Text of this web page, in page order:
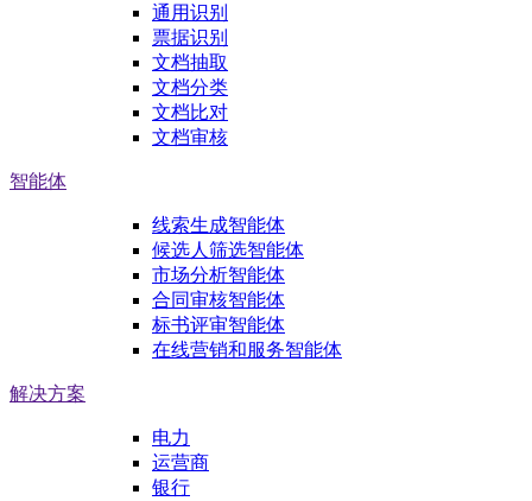
通用识别
票据识别
文档抽取
文档分类
文档比对
文档审核
智能体
线索生成智能体
候选人筛选智能体
市场分析智能体
合同审核智能体
标书评审智能体
在线营销和服务智能体
解决方案
电力
运营商
银行